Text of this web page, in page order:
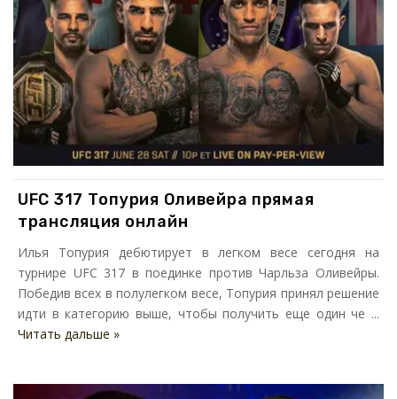
UFC 317 Топурия Оливейра прямая
трансляция онлайн
Илья Топурия дебютирует в легком весе сегодня на
турнире UFC 317 в поединке против Чарльза Оливейры.
Победив всех в полулегком весе, Топурия принял решение
идти в категорию выше, чтобы получить еще один че ...
Читать дальше »